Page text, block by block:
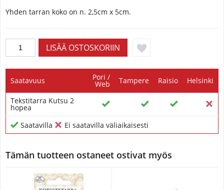
Yhden tarran koko on n. 2,5cm x 5cm.
Saatavuus Pori /
Web Tampere Raisio Helsinki
Tekstitarra Kutsu 2
hopea
Saatavilla
Ei saatavilla väliaikaisesti
Tämän tuotteen ostaneet ostivat myös